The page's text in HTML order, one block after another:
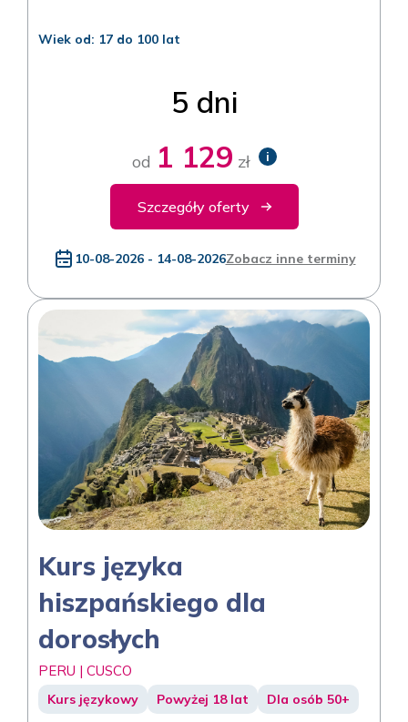
Wiek od: 17 do 100 lat
5 dni
od 1 129 zł i
Szczegóły oferty
10-08-2026 - 14-08-2026Zobacz inne terminy
Kurs języka
hiszpańskiego dla
dorosłych
PERU | CUSCO
Kurs językowy Powyżej 18 lat Dla osób 50+